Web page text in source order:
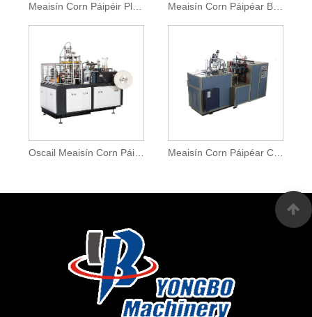
Meaisín Corn Páipéir Pláta Aonair Peann Cam Meaisín Corn Páipéar Bosca Gear
Oscail Meaisín Corn Páipéir Cam Meaisín Corn Páipéar Córas Gear Ardluais